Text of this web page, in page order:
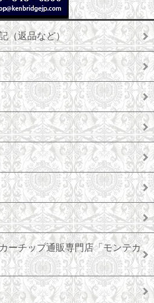
（返品など）
ーチップ通販専門店「モンテカ